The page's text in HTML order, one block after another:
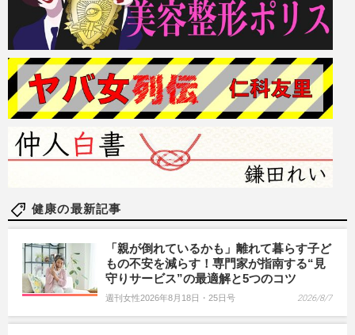
健康の最新記事
「親が倒れているかも」離れて暮らす子ど
もの不安を減らす！専門家が指南する“見
守りサービス”の最適解と5つのコツ
週刊女性2026年8月18日・25日号 2026/8/7